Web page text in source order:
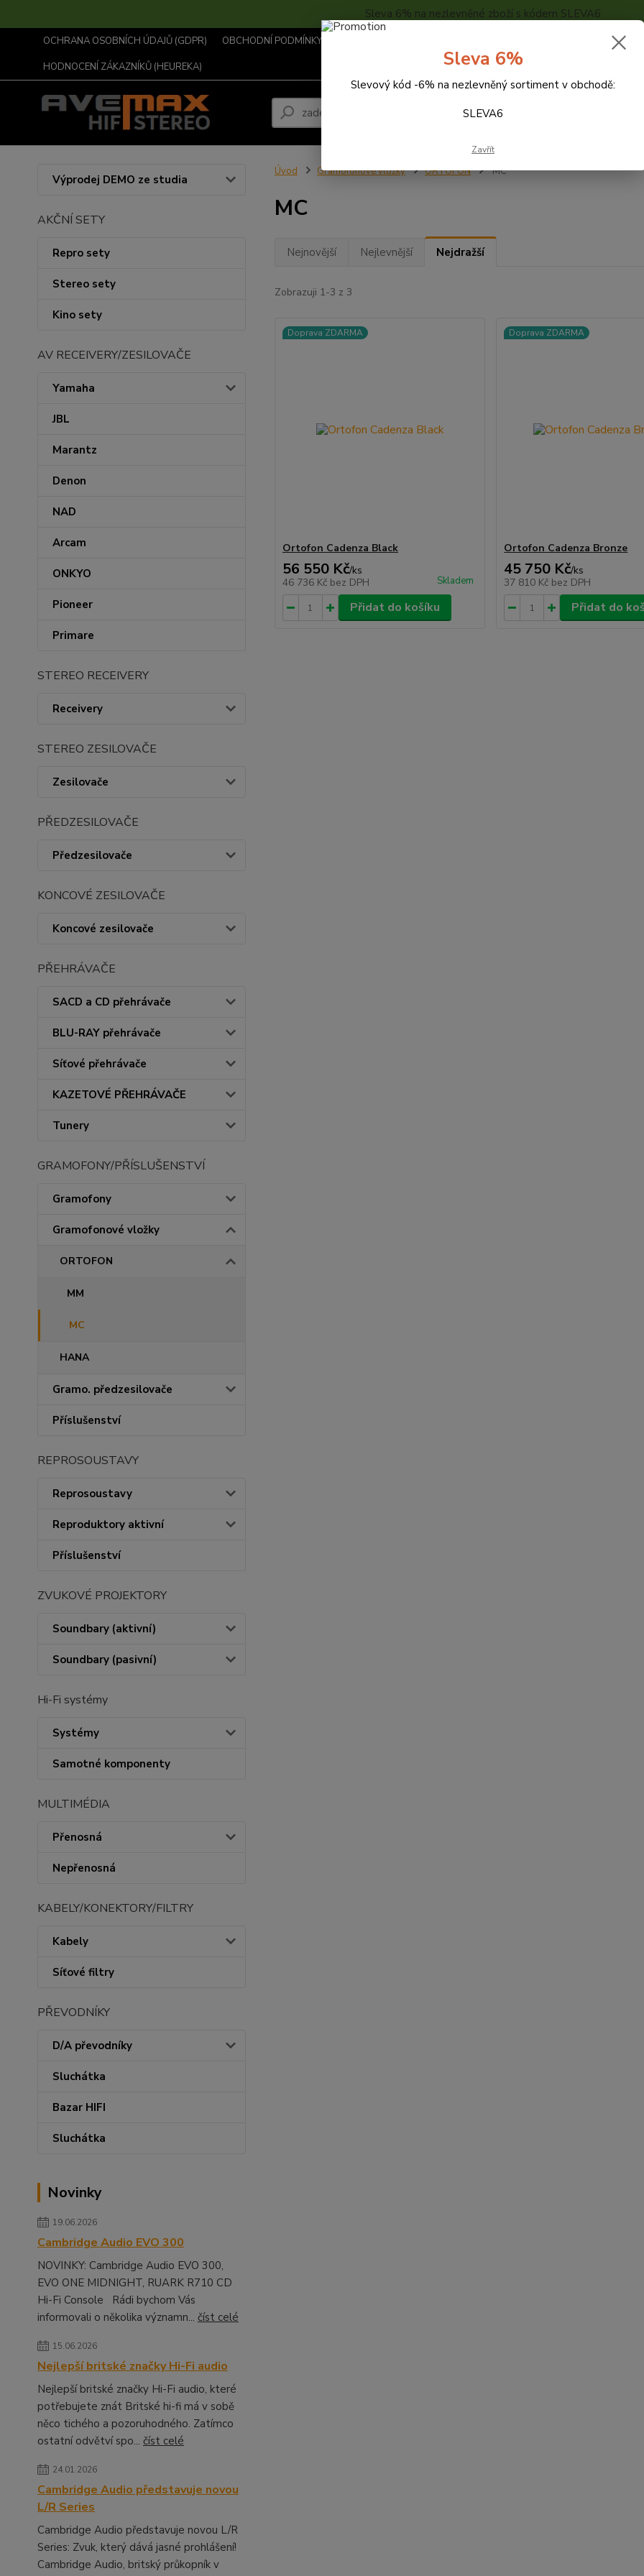
Sleva 6% na nezlevněné zboží s kódem SLEVA6
OCHRANA OSOBNÍCH ÚDAJŮ (GDPR) OBCHODNÍ PODMÍNKY ...
HODNOCENÍ ZÁKAZNÍKŮ (HEUREKA)
Hledat
Výprodej DEMO ze studia
AKČNÍ SETY
Repro sety
Stereo sety
Kino sety
AV RECEIVERY/ZESILOVAČE
Yamaha
JBL
Marantz
Denon
NAD
Arcam
ONKYO
Pioneer
Primare
STEREO RECEIVERY
Receivery
STEREO ZESILOVAČE
Zesilovače
PŘEDZESILOVAČE
Předzesilovače
KONCOVÉ ZESILOVAČE
Koncové zesilovače
PŘEHRÁVAČE
SACD a CD přehrávače
BLU-RAY přehrávače
Síťové přehrávače
KAZETOVÉ PŘEHRÁVAČE
Tunery
GRAMOFONY/PŘÍSLUŠENSTVÍ
Gramofony
Gramofonové vložky
ORTOFON
MM
MC
HANA
Gramo. předzesilovače
Příslušenství
REPROSOUSTAVY
Reprosoustavy
Reproduktory aktivní
Příslušenství
ZVUKOVÉ PROJEKTORY
Soundbary (aktivní)
Soundbary (pasivní)
Hi-Fi systémy
Systémy
Samotné komponenty
MULTIMÉDIA
Přenosná
Nepřenosná
KABELY/KONEKTORY/FILTRY
Kabely
Síťové filtry
PŘEVODNÍKY
D/A převodníky
Sluchátka
Bazar HIFI
Sluchátka
Novinky
19.06.2026
Cambridge Audio EVO 300
NOVINKY: Cambridge Audio EVO 300,
EVO ONE MIDNIGHT, RUARK R710 CD
Hi-Fi Console Rádi bychom Vás
informovali o několika významn... číst celé
15.06.2026
Nejlepší britské značky Hi-Fi audio
Nejlepší britské značky Hi-Fi audio, které
potřebujete znát Britské hi-fi má v sobě
něco tichého a pozoruhodného. Zatímco
ostatní odvětví spo... číst celé
24.01.2026
Cambridge Audio představuje novou
L/R Series
Cambridge Audio představuje novou L/R
Series: Zvuk, který dává jasné prohlášení!
Cambridge Audio, britský průkopník v
Úvod Gramofonové vložky ORTOFON MC
MC
Nejnovější Nejlevnější Nejdražší
Zobrazuji 1-3 z 3
Doprava ZDARMA
Ortofon Cadenza Black
56 550 Kč/ks
46 736 Kč bez DPH Skladem
Přidat do košíku
Doprava ZDARMA
Ortofon Cadenza Bronze
45 750 Kč/ks
37 810 Kč bez DPH
Přidat do
Sleva 6%
Slevový kód -6% na nezlevněný sortiment v obchodě:
SLEVA6
Zavřít